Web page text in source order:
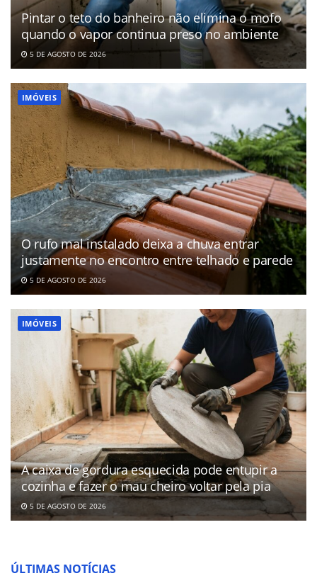
Pintar o teto do banheiro não elimina o mofo
quando o vapor continua preso no ambiente
5 DE AGOSTO DE 2026
IMÓVEIS
O rufo mal instalado deixa a chuva entrar
justamente no encontro entre telhado e parede
5 DE AGOSTO DE 2026
IMÓVEIS
A caixa de gordura esquecida pode entupir a
cozinha e fazer o mau cheiro voltar pela pia
5 DE AGOSTO DE 2026
ÚLTIMAS NOTÍCIAS